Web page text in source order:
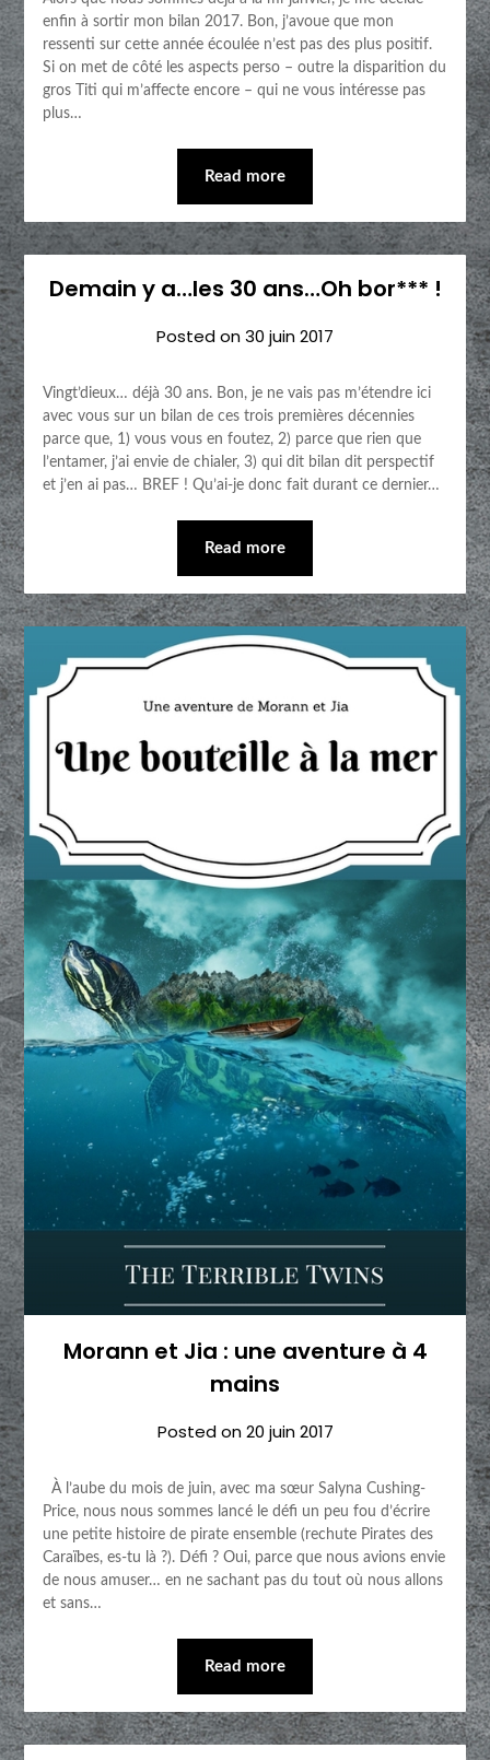
enfin à sortir mon bilan 2017. Bon, j’avoue que mon
ressenti sur cette année écoulée n’est pas des plus positif.
Si on met de côté les aspects perso – outre la disparition du
gros Titi qui m’affecte encore – qui ne vous intéresse pas
plus…
Read more
Demain y a…les 30 ans…Oh bor*** !
Posted on30 juin 2017
Vingt’dieux… déjà 30 ans. Bon, je ne vais pas m’étendre ici
avec vous sur un bilan de ces trois premières décennies
parce que, 1) vous vous en foutez, 2) parce que rien que
l’entamer, j’ai envie de chialer, 3) qui dit bilan dit perspectif
et j’en ai pas… BREF ! Qu’ai-je donc fait durant ce dernier…
Read more
Morann et Jia : une aventure à 4
mains
Posted on20 juin 2017
À l’aube du mois de juin, avec ma sœur Salyna Cushing-
Price, nous nous sommes lancé le défi un peu fou d’écrire
une petite histoire de pirate ensemble (rechute Pirates des
Caraïbes, es-tu là ?). Défi ? Oui, parce que nous avions envie
de nous amuser… en ne sachant pas du tout où nous allons
et sans…
Read more